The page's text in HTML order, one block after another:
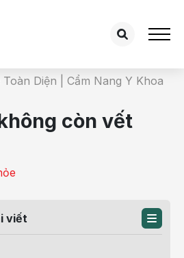
Diện | Cẩm Nang Y Khoa
còn vết
viết